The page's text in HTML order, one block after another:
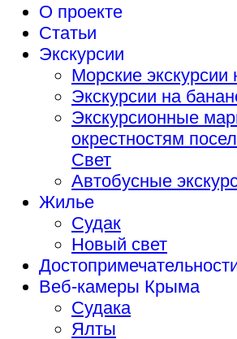
О проекте
Статьи
Экскурсии
Морские экскурсии
Экскурсии на
Экскурсионные
окрестностям
Свет
Автобусные
Жилье
Судак
Новый свет
Веб-камеры Крыма
Судака
Ялты